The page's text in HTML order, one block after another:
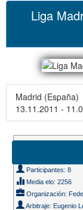
Liga
Madrid (España)
13.11.2011 -
Participantes: 8
Media elo: 2256
Organización:
Arbitraje: Eugenio